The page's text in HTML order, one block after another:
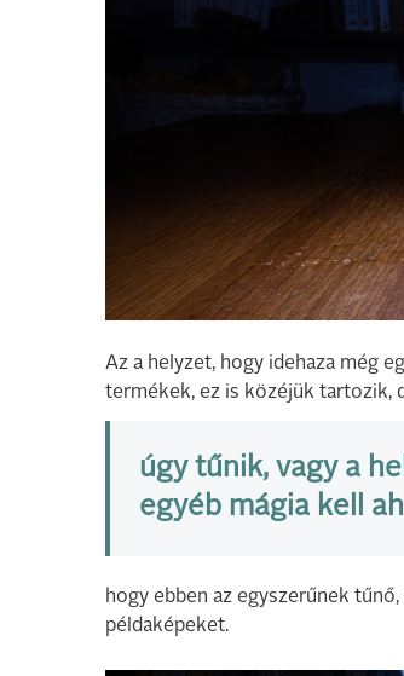
Az a helyzet, hogy idehaza még
termékek, ez is közéjük tartozik,
úgy tűnik, vagy a
egyéb mágia kell
hogy ebben az egyszerűnek
példaképeket.